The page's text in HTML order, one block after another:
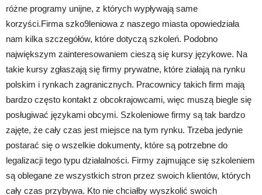
różne programy unijne, z których wypływają same
korzyści.Firma szko9leniowa z naszego miasta opowiedziała
nam kilka szczegółów, które dotyczą szkoleń. Podobno
największym zainteresowaniem cieszą się kursy językowe. Na
takie kursy zgłaszają się firmy prywatne, które ziałają na rynku
polskim i rynkach zagranicznych. Pracownicy takich firm mają
bardzo często kontakt z obcokrajowcami, więc muszą biegle się
posługiwać językami obcymi. Szkoleniowe firmy są tak bardzo
zajęte, że cały czas jest miejsce na tym rynku. Trzeba jedynie
postarać się o wszelkie dokumenty, które są potrzebne do
legalizacji tego typu działalności. Firmy zajmujące się szkoleniem
są oblegane ze wszystkich stron przez swoich klientów, których
cały czas przybywa. Kto nie chciałby wyszkolić swoich